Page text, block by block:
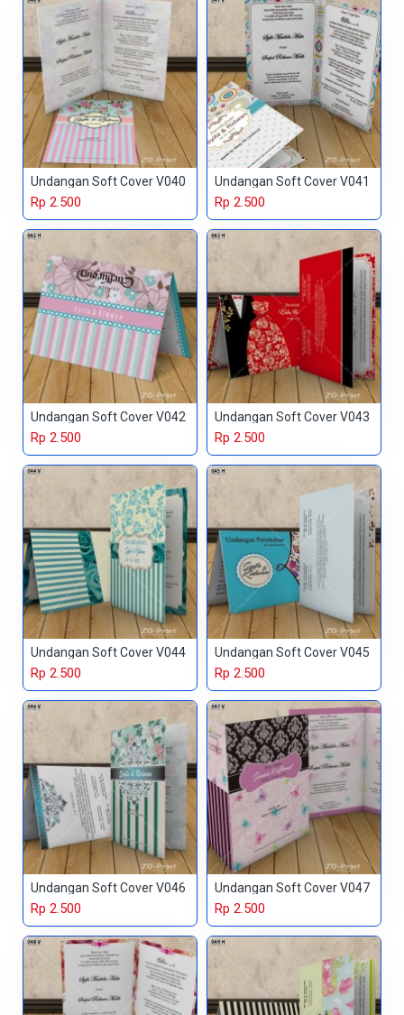
Undangan Soft Cover V040
Rp 2.500
Undangan Soft Cover V041
Rp 2.500
Undangan Soft Cover V042
Rp 2.500
Undangan Soft Cover V043
Rp 2.500
Undangan Soft Cover V044
Rp 2.500
Undangan Soft Cover V045
Rp 2.500
Undangan Soft Cover V046
Rp 2.500
Undangan Soft Cover V047
Rp 2.500